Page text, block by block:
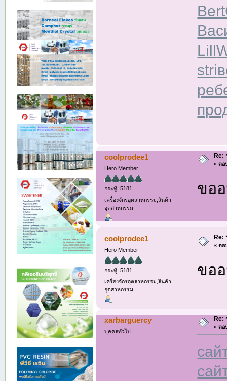
Bert
Lill
stri
coolprodee1
Hero Member
กระทู้: 5181
เครื่องจักรอุตสาหกรรม,สินค้า
อุตสาหกรรม
Re:
« ตอ
ขอ
coolprodee1
Hero Member
กระทู้: 5181
เครื่องจักรอุตสาหกรรม,สินค้า
อุตสาหกรรม
Re:
« ตอ
ขอ
xarbarguercy
บุคคลทั่วไป
Re:
« ตอ